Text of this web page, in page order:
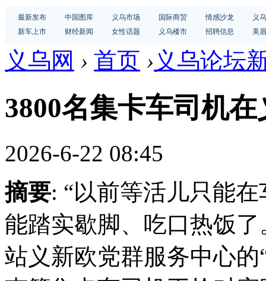
最新发布 中国图库 义乌市场 国际商贸 情感沙龙
义
新车上市
财经新闻 女性话题 义乌楼市 招聘信息 美
义乌网 › 首页 › 义乌论坛
3800名集卡车司机
2026-6-22 08:45
摘要: “以前等活儿只能
能踏实歇脚、吃口热饭
站义新欧党群服务中心